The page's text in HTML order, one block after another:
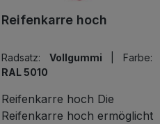
Reifenkarre hoch
Radsatz: Vollgummi
Farbe:
RAL 5010
Reifenkarre hoch Die
Reifenkarre hoch ermöglicht